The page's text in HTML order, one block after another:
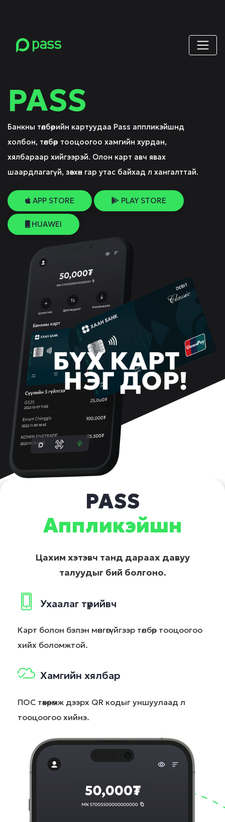
PASS
Банкны төлбөрийн картуудаа Pass аппликэйшнд
холбон, төлбөр тооцоогоо хамгийн хурдан,
хялбараар хийгээрэй. Олон карт авч явах
шаардлагагүй, зөвхөн гар утас байхад л хангалттай.
APP STORE PLAY STORE
HUAWEI
PASS
Аппликэйшн
Цахим хэтэвч танд дараах давуу
талуудыг бий болгоно.
Ухаалаг түрийвч
Карт болон бэлэн мөнгөгүйгээр төлбөр тооцоогоо
хийх боломжтой.
Хамгийн хялбар
ПОС төхөөрөмж дээрх QR кодыг уншуулаад л
тооцоогоо хийнэ.